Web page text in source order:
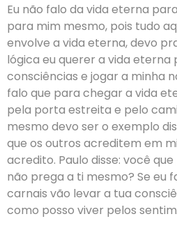
Eu não falo da vida eterna
para mim mesmo, pois tudo
envolve a vida eterna, devo
lógica eu querer a vida eterna
consciências e jogar a minha
falo que para chegar a vida
pela porta estreita e pelo
mesmo devo ser o exemplo
que os outros acreditem em
acredito. Paulo disse: você
não prega a ti mesmo? Se eu
carnais vão levar a tua
como posso viver pelos